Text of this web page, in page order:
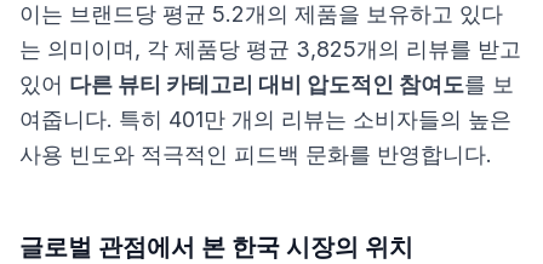
이는 브랜드당 평균 5.2개의 제품을 보유하고 있다
는 의미이며, 각 제품당 평균 3,825개의 리뷰를 받고
있어 다른 뷰티 카테고리 대비 압도적인 참여도를 보
여줍니다. 특히 401만 개의 리뷰는 소비자들의 높은
사용 빈도와 적극적인 피드백 문화를 반영합니다.
글로벌 관점에서 본 한국 시장의 위치